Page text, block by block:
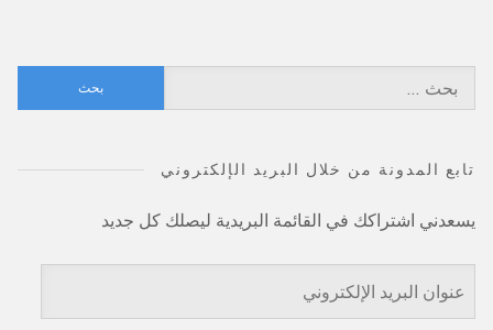
عن:
تابع المدونة من خلال البريد الإلكتروني
يسعدني اشتراكك في القائمة البريدية ليصلك كل جديد
عنوان
البريد